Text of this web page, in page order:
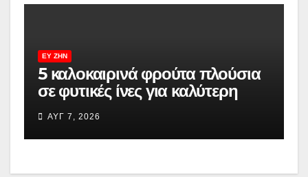
ΕΥ ΖΗΝ
5 καλοκαιρινά φρούτα πλούσια
σε φυτικές ίνες για καλύτερη
πέψη και μεγαλύτερο κορεσμό
ΑΥΓ 7, 2026